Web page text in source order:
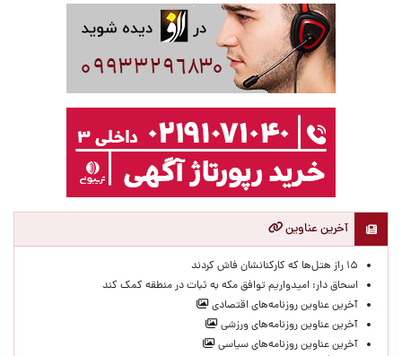
آخرین عناوین
۱۵ راز هتل‌ها که کارکنانشان فاش کردند
اسحاق دار: امیدواریم توافق مکه به ثبات در منطقه کمک کند
آخرین عناوین روزنامه‌های اقتصادی
آخرین عناوین روزنامه‌های ورزشی
آخرین عناوین روزنامه‌های سیاسی